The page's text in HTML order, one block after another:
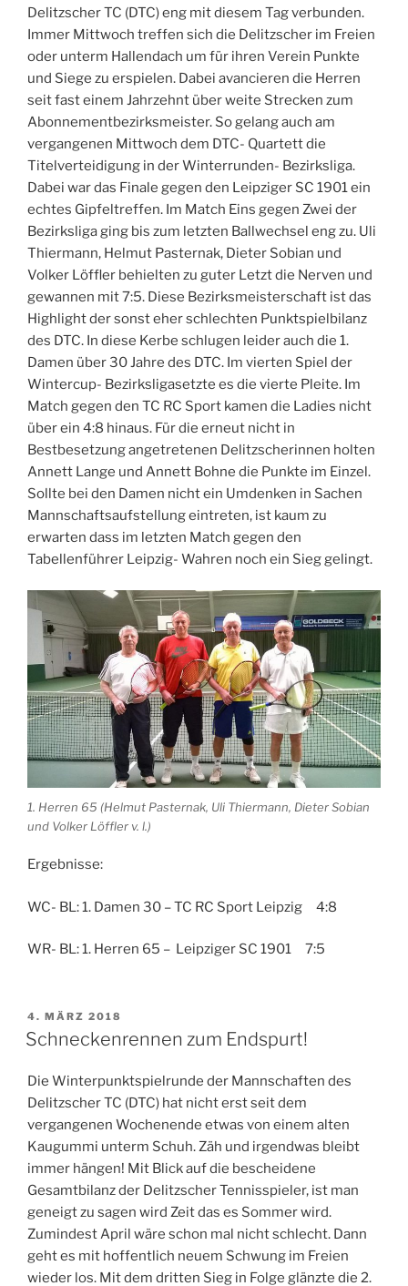
Delitzscher TC (DTC) eng mit diesem Tag verbunden.
Immer Mittwoch treffen sich die Delitzscher im Freien
oder unterm Hallendach um für ihren Verein Punkte
und Siege zu erspielen. Dabei avancieren die Herren
seit fast einem Jahrzehnt über weite Strecken zum
Abonnementbezirksmeister. So gelang auch am
vergangenen Mittwoch dem DTC- Quartett die
Titelverteidigung in der Winterrunden- Bezirksliga.
Dabei war das Finale gegen den Leipziger SC 1901 ein
echtes Gipfeltreffen. Im Match Eins gegen Zwei der
Bezirksliga ging bis zum letzten Ballwechsel eng zu. Uli
Thiermann, Helmut Pasternak, Dieter Sobian und
Volker Löffler behielten zu guter Letzt die Nerven und
gewannen mit 7:5. Diese Bezirksmeisterschaft ist das
Highlight der sonst eher schlechten Punktspielbilanz
des DTC. In diese Kerbe schlugen leider auch die 1.
Damen über 30 Jahre des DTC. Im vierten Spiel der
Wintercup- Bezirksligasetzte es die vierte Pleite. Im
Match gegen den TC RC Sport kamen die Ladies nicht
über ein 4:8 hinaus. Für die erneut nicht in
Bestbesetzung angetretenen Delitzscherinnen holten
Annett Lange und Annett Bohne die Punkte im Einzel.
Sollte bei den Damen nicht ein Umdenken in Sachen
Mannschaftsaufstellung eintreten, ist kaum zu
erwarten dass im letzten Match gegen den
Tabellenführer Leipzig- Wahren noch ein Sieg gelingt.
1. Herren 65 (Helmut Pasternak, Uli Thiermann, Dieter Sobian
und Volker Löffler v. l.)
Ergebnisse:
WC- BL: 1. Damen 30 – TC RC Sport Leipzig 4:8
WR- BL: 1. Herren 65 – Leipziger SC 1901 7:5
VERÖFFENTLICHT
AM
4. MÄRZ 2018
Schneckenrennen zum Endspurt!
Die Winterpunktspielrunde der Mannschaften des
Delitzscher TC (DTC) hat nicht erst seit dem
vergangenen Wochenende etwas von einem alten
Kaugummi unterm Schuh. Zäh und irgendwas bleibt
immer hängen! Mit Blick auf die bescheidene
Gesamtbilanz der Delitzscher Tennisspieler, ist man
geneigt zu sagen wird Zeit das es Sommer wird.
Zumindest April wäre schon mal nicht schlecht. Dann
geht es mit hoffentlich neuem Schwung im Freien
wieder los. Mit dem dritten Sieg in Folge glänzte die 2.